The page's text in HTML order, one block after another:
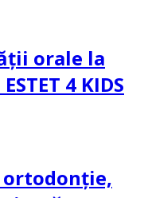
orale la
4 KIDS
ortodonție,